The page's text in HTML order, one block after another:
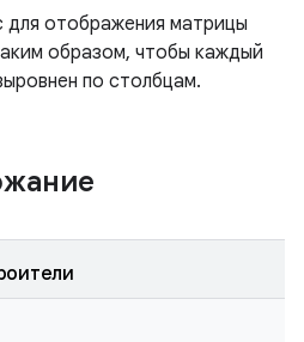
для отображения матрицы
образом, чтобы каждый
по столбцам.